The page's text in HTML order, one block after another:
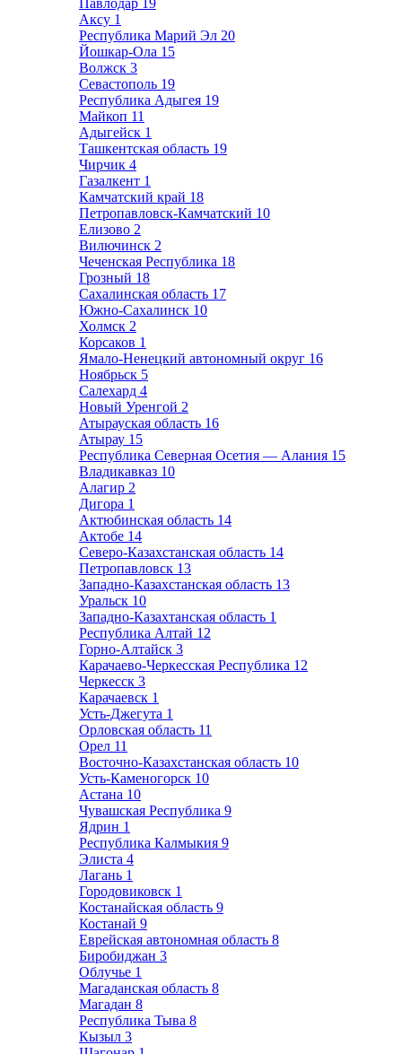
Павлодар 19
Аксу 1
Республика Марий Эл 20
Йошкар-Ола 15
Волжск 3
Севастополь 19
Республика Адыгея 19
Майкоп 11
Адыгейск 1
Ташкентская область 19
Чирчик 4
Газалкент 1
Камчатский край 18
Петропавловск-Камчатский 10
Елизово 2
Вилючинск 2
Чеченская Республика 18
Грозный 18
Сахалинская область 17
Южно-Сахалинск 10
Холмск 2
Корсаков 1
Ямало-Ненецкий автономный округ 16
Ноябрьск 5
Салехард 4
Новый Уренгой 2
Атырауская область 16
Атырау 15
Республика Северная Осетия — Алания 15
Владикавказ 10
Алагир 2
Дигора 1
Актюбинская область 14
Актобе 14
Северо-Казахстанская область 14
Петропавловск 13
Западно-Казахстанская область 13
Уральск 10
Западно-Казахтанская область 1
Республика Алтай 12
Горно-Алтайск 3
Карачаево-Черкесская Республика 12
Черкесск 3
Карачаевск 1
Усть-Джегута 1
Орловская область 11
Орел 11
Восточно-Казахстанская область 10
Усть-Каменогорск 10
Астана 10
Чувашская Республика 9
Ядрин 1
Республика Калмыкия 9
Элиста 4
Лагань 1
Городовиковск 1
Костанайская область 9
Костанай 9
Еврейская автономная область 8
Биробиджан 3
Облучье 1
Магаданская область 8
Магадан 8
Республика Тыва 8
Кызыл 3